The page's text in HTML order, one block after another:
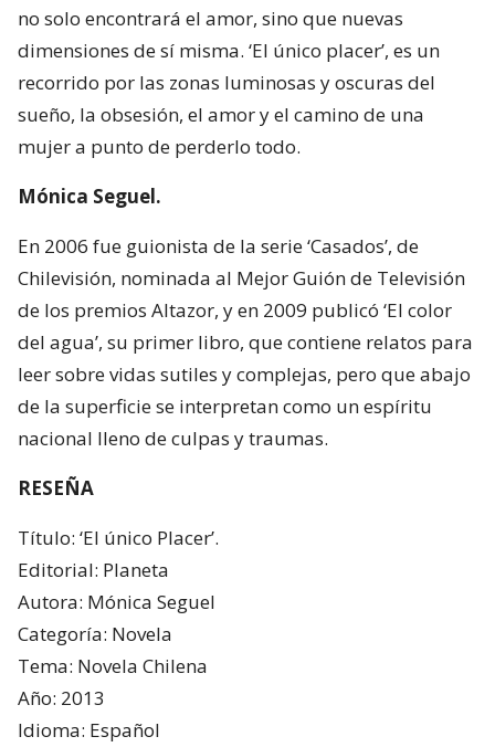
no solo encontrará el amor, sino que nuevas
dimensiones de sí misma. ‘El único placer’, es un
recorrido por las zonas luminosas y oscuras del
sueño, la obsesión, el amor y el camino de una
mujer a punto de perderlo todo.
Mónica Seguel.
En 2006 fue guionista de la serie ‘Casados’, de
Chilevisión, nominada al Mejor Guión de Televisión
de los premios Altazor, y en 2009 publicó ‘El color
del agua’, su primer libro, que contiene relatos para
leer sobre vidas sutiles y complejas, pero que abajo
de la superficie se interpretan como un espíritu
nacional lleno de culpas y traumas.
RESEÑA
Título: ‘El único Placer’.
Editorial: Planeta
Autora: Mónica Seguel
Categoría: Novela
Tema: Novela Chilena
Año: 2013
Idioma: Español